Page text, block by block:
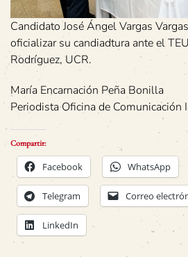
Candidato José Ángel Vargas
oficializar su candiadtura ante el
Rodríguez, UCR.
María Encarnación Peña Bonilla
Periodista Oficina de Comunicación
Compartir:
Facebook WhatsApp
Telegram Correo
LinkedIn